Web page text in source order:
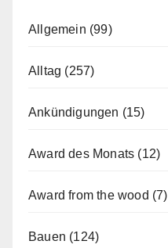
Allgemein (99)
Alltag (257)
Ankündigungen (15)
Award des Monats (12)
Award from the wood (7)
Bauen (124)